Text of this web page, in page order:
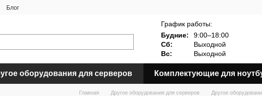
Блог
График работы:
Будние:
9:00–18:00
Сб:
Выходной
Вс:
Выходной
оборудования для серверов Комплектующие для
Главная Другое оборудования для серверов
Другое